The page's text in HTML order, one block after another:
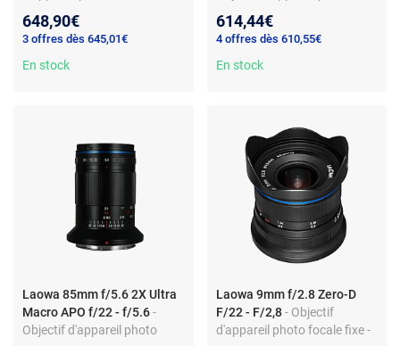
4/3 - f/2 lumineuse
648,90€
3 offres dès 645,01€
En stock
- Monture Sony FE
614,44€
4 offres dès 610,55€
En stock
Laowa 85mm f/5.6 2X Ultra
Macro APO f/22 - f/5.6-
Objectif d'appareil photo
Laowa 9mm f/2.8 Zero-D
F/22 - F/2,8 - Objectif
d'appareil photo focale fixe -